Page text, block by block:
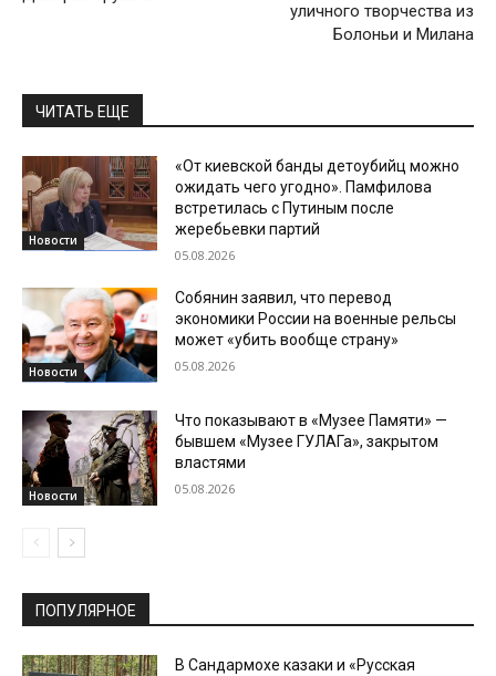
уличного творчества из
Болоньи и Милана
ЧИТАТЬ ЕЩЕ
Новости
«От киевской банды детоубийц можно
ожидать чего угодно». Памфилова
встретилась с Путиным после
жеребьевки партий
05.08.2026
Новости
Собянин заявил, что перевод
экономики России на военные рельсы
может «убить вообще страну»
05.08.2026
Новости
Что показывают в «Музее Памяти» —
бывшем «Музее ГУЛАГа», закрытом
властями
05.08.2026
ПОПУЛЯРНОЕ
В Сандармохе казаки и «Русская